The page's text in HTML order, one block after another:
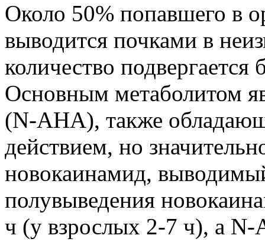
Около 50% попавшего в
выводится почками в
количество
Основным метаболитом
(N-AHA), также
действием, но
новокаинамид,
полувыведения
ч (у взрослых 2-7 ч), a